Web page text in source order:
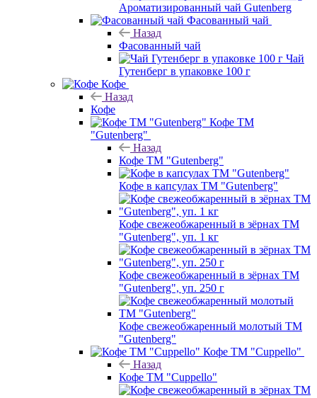
Ароматизированный чай Gutenberg
Фасованный чай
Назад
Фасованный чай
Чай
Гутенберг в упаковке 100 г
Кофе
Назад
Кофе
Кофе ТМ
"Gutenberg"
Назад
Кофе ТМ "Gutenberg"
Кофе в капсулах ТМ "Gutenberg"
Кофе свежеобжаренный в зёрнах ТМ
"Gutenberg", уп. 1 кг
Кофе свежеобжаренный в зёрнах ТМ
"Gutenberg", уп. 250 г
Кофе свежеобжаренный молотый ТМ
"Gutenberg"
Кофе ТМ "Cuppello"
Назад
Кофе ТМ "Cuppello"